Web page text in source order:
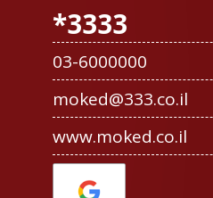
3333*
03-6000000
moked@333.co.il
www.moked.co.il